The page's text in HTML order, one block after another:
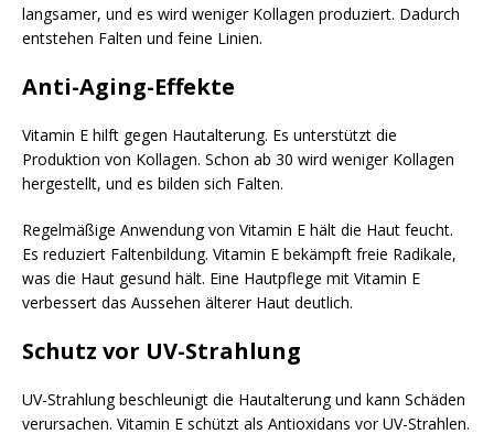
langsamer, und es wird weniger Kollagen produziert. Dadurch
entstehen Falten und feine Linien.
Anti-Aging-Effekte
Vitamin E hilft gegen Hautalterung. Es unterstützt die
Produktion von Kollagen. Schon ab 30 wird weniger Kollagen
hergestellt, und es bilden sich Falten.
Regelmäßige Anwendung von Vitamin E hält die Haut feucht.
Es reduziert Faltenbildung. Vitamin E bekämpft freie Radikale,
was die Haut gesund hält. Eine Hautpflege mit Vitamin E
verbessert das Aussehen älterer Haut deutlich.
Schutz vor UV-Strahlung
UV-Strahlung beschleunigt die Hautalterung und kann Schäden
verursachen. Vitamin E schützt als Antioxidans vor UV-Strahlen.